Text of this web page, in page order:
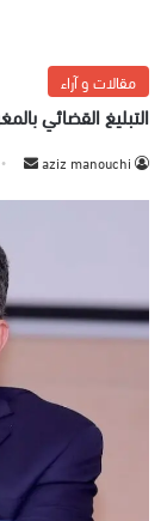
مقالات و آراء
التبليغ القضائي
aziz manouchi
ر
ي
ا
ت